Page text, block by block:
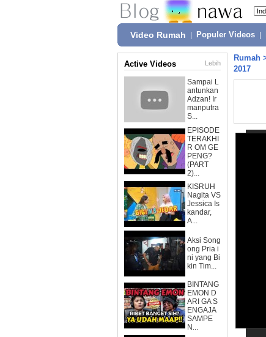
Video Rumah Populer Videos
Active Videos Lebih
Sampai L
antunkan
Adzan! Ir
manputra
S...
EPISODE
TERAKHI
R OM GE
PENG?
(PART
2)...
KISRUH
Nagita VS
Jessica Is
kandar,
A...
Aksi Song
ong Pria i
ni yang Bi
kin Tim...
BINTANG
EMON D
ARI GA S
ENGAJA
SAMPE
N...
Rumah
2017